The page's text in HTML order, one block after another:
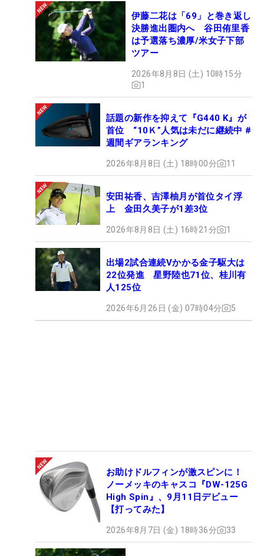
伊藤二花は「69」と巻き返し
決勝進出圏内へ 谷田侑里香
は予選落ち濃厚/米女子下部
ツアー
2026年8月8日 (土) 10時15分
1
話題の新作を抑えて『G440 K』が
首位 “10Ｋ”人気は未だに継続中 #
週間ギアランキング
2026年8月8日 (土) 18時00分 11
安田祐香、吉澤柚月が首位タイ浮
上 金田久美子が1差3位
2026年8月8日 (土) 16時21分 1
出場2試合連続Vかかる金子駆大は
22位発進 星野陸也71位、桂川有
人125位
2026年6月26日 (金) 07時04分 5
お助けドルフィンが激スピンに！
ノーメッキのキャスコ『DW-125G
High Spin』、9月11日デビュー
【打ってみた】
2026年8月7日 (金) 18時36分 33